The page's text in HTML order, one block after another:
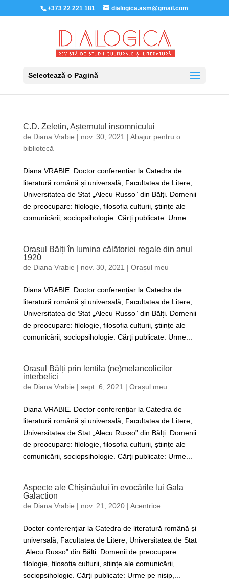
+373 22 221 181 dialogica.asm@gmail.com
Selectează o Pagină
C.D. Zeletin, Așternutul insomnicului
de Diana Vrabie | nov. 30, 2021 | Abajur pentru o
bibliotecă
Diana VRABIE. Doctor conferențiar la Catedra de
literatură română și universală, Facultatea de Litere,
Universitatea de Stat „Alecu Russo” din Bălți. Domenii
de preocupare: filologie, filosofia culturii, științe ale
comunicării, sociopsihologie. Cărți publicate: Urme...
Orașul Bălți în lumina călătoriei regale din anul
1920
de Diana Vrabie | nov. 30, 2021 | Orașul meu
Diana VRABIE. Doctor conferențiar la Catedra de
literatură română și universală, Facultatea de Litere,
Universitatea de Stat „Alecu Russo” din Bălți. Domenii
de preocupare: filologie, filosofia culturii, științe ale
comunicării, sociopsihologie. Cărți publicate: Urme...
Orașul Bălți prin lentila (ne)melancolicilor
interbelici
de Diana Vrabie | sept. 6, 2021 | Orașul meu
Diana VRABIE. Doctor conferențiar la Catedra de
literatură română și universală, Facultatea de Litere,
Universitatea de Stat „Alecu Russo” din Bălți. Domenii
de preocupare: filologie, filosofia culturii, științe ale
comunicării, sociopsihologie. Cărți publicate: Urme...
Aspecte ale Chișinăului în evocările lui Gala
Galaction
de Diana Vrabie | nov. 21, 2020| Acentrice
Doctor conferențiar la Catedra de literatură română și
universală, Facultatea de Litere, Universitatea de Stat
„Alecu Russo” din Bălți. Domenii de preocupare:
filologie, filosofia culturii, științe ale comunicării,
sociopsihologie. Cărți publicate: Urme pe nisip,...